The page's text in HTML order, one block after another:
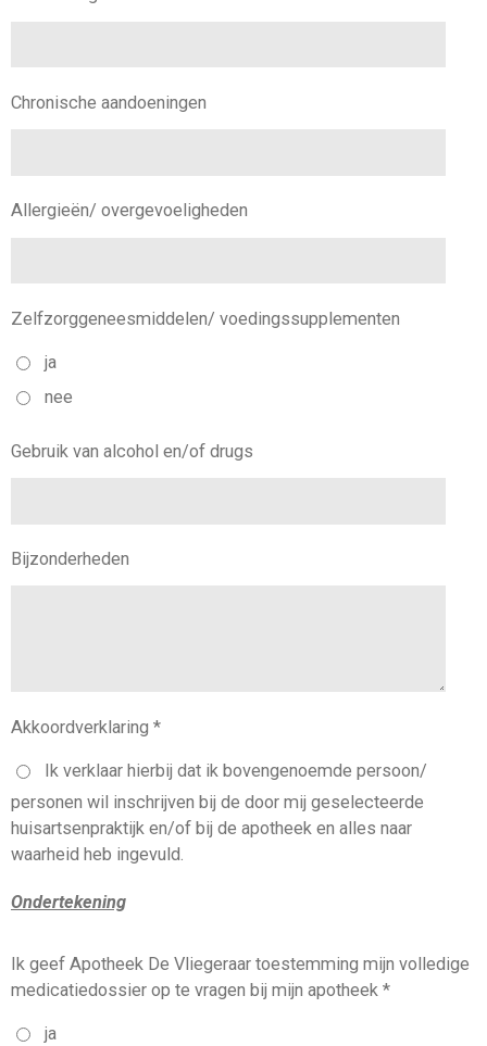
Chronische aandoeningen
Allergieën/ overgevoeligheden
Zelfzorggeneesmiddelen/ voedingssupplementen
ja
nee
Gebruik van alcohol en/of drugs
Bijzonderheden
Akkoordverklaring *
Ik verklaar hierbij dat ik bovengenoemde persoon/
personen wil inschrijven bij de door mij geselecteerde
huisartsenpraktijk en/of bij de apotheek en alles naar
waarheid heb ingevuld.
Ondertekening
Ik geef Apotheek De Vliegeraar toestemming mijn volledige
medicatiedossier op te vragen bij mijn apotheek *
ja